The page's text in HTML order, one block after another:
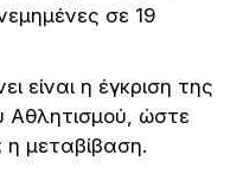
σε 19
είναι η έγκριση της
Αθλητισμού, ώστε
η μεταβίβαση.